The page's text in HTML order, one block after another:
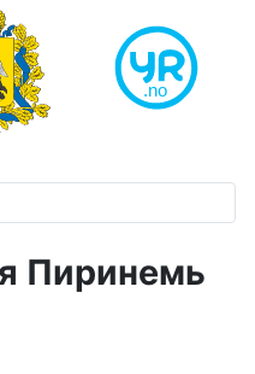
Пиринемь